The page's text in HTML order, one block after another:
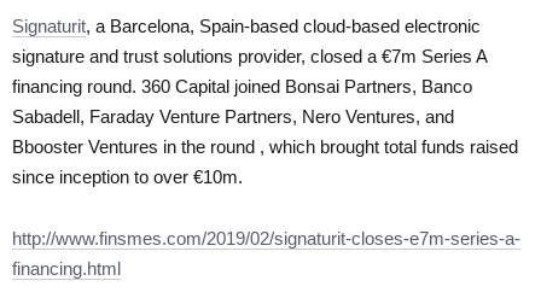
Signaturit, a Barcelona, Spain-based cloud-based electronic
signature and trust solutions provider, closed a €7m Series A
financing round. 360 Capital joined Bonsai Partners, Banco
Sabadell, Faraday Venture Partners, Nero Ventures, and
Bbooster Ventures in the round , which brought total funds raised
since inception to over €10m.
http://www.finsmes.com/2019/02/signaturit-closes-e7m-series-a-
financing.html